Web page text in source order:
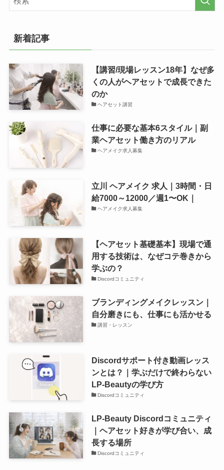
新着記事
【講習/現場レッスン18年】なぜ多
くの人がヘアセットで成長できた
のか
ヘアセット講習
仕事に必要な基本6スタイル｜副
業ヘアセット働き方のリアル
ヘアメイク求人募集
立川 ヘアメイク 求人｜3時間・日
給7000～12000／週1〜OK｜
ヘアメイク求人募集
【ヘアセット基礎基本】現場で通
用する技術は、なぜコテ巻きから
学ぶの？
Discordコミュニティ
ブランディングメイクレッスン｜
自分磨きにも、仕事にも活かせる
講習・レッスン
Discordサポート付き動画レッス
ンとは？｜学ぶだけで終わらない
LP-Beautyの学び方
Discordコミュニティ
LP-Beauty Discordコミュニティ
｜ヘアセット好きが学び合い、成
長する場所
Discordコミュニティ